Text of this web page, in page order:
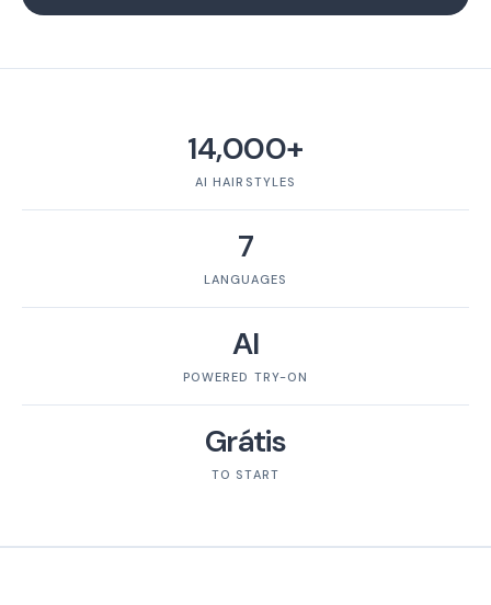
14,000+
AI HAIRSTYLES
7
LANGUAGES
AI
POWERED TRY-ON
Grátis
TO START